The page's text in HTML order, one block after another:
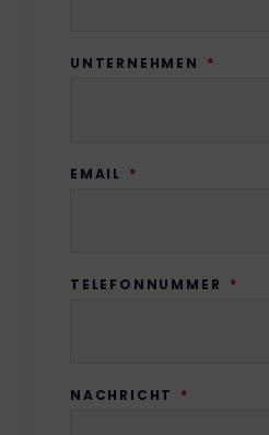
UNTERNEHMEN
EMAIL
TELEFONNUMMER
NACHRICHT